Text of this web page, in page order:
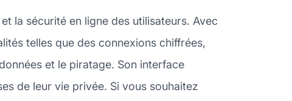
la sécurité en ligne des utilisateurs. Avec
telles que des connexions chiffrées,
et le piratage. Son interface
de leur vie privée. Si vous souhaitez